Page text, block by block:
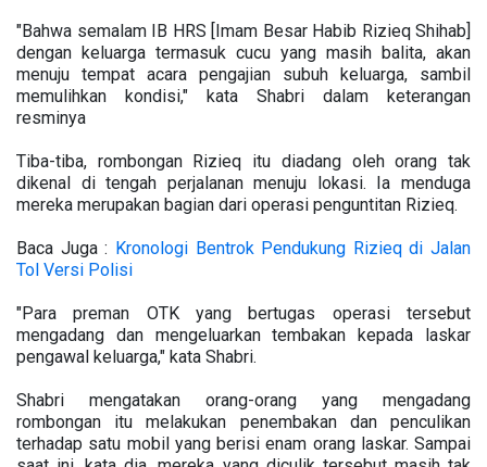
"Bahwa semalam IB HRS [Imam Besar Habib Rizieq Shihab]
dengan keluarga termasuk cucu yang masih balita, akan
menuju tempat acara pengajian subuh keluarga, sambil
memulihkan kondisi," kata Shabri dalam keterangan
resminya
Tiba-tiba, rombongan Rizieq itu diadang oleh orang tak
dikenal di tengah perjalanan menuju lokasi. Ia menduga
mereka merupakan bagian dari operasi penguntitan Rizieq.
Baca Juga : Kronologi Bentrok Pendukung Rizieq di Jalan
Tol Versi Polisi
"Para preman OTK yang bertugas operasi tersebut
mengadang dan mengeluarkan tembakan kepada laskar
pengawal keluarga," kata Shabri.
Shabri mengatakan orang-orang yang mengadang
rombongan itu melakukan penembakan dan penculikan
terhadap satu mobil yang berisi enam orang laskar. Sampai